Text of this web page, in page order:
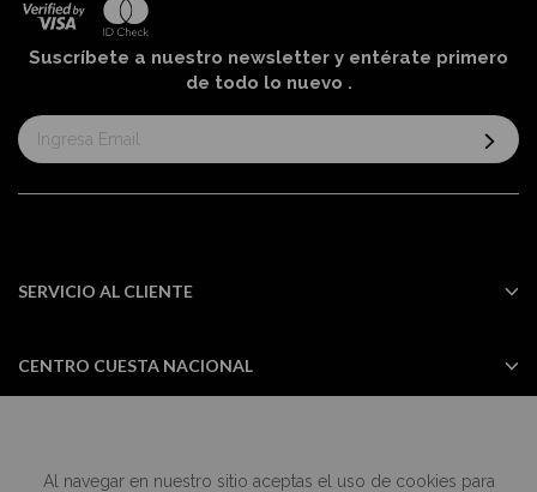
Al navegar en nuestro sitio aceptas el uso de cookies para
Suscríbete a nuestro newsletter y entérate primero
de todo lo nuevo .
Suscríbase
al
informativo:
SERVICIO AL CLIENTE
CENTRO CUESTA NACIONAL